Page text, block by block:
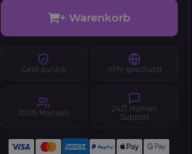
+ Warenkorb
Geld-zurück VPN-geschützt
100% Manuell
24/7 Human
Support